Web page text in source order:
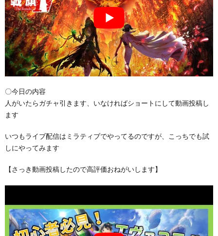
〇今日の内容
人がいたらガチャ引きます、いなければショートにして動画投稿し
ます
いつもライブ配信はミラティブでやってるのですが、こっちでも試
しにやってみます
【さっき動画投稿したので高評価おねがいします】